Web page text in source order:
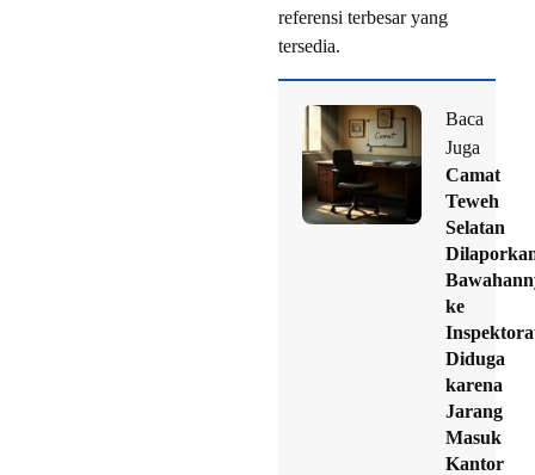
referensi terbesar yang
tersedia.
Baca
Juga
Camat
Teweh
Selatan
ke
Diduga
karena
Jarang
Masuk
Kantor